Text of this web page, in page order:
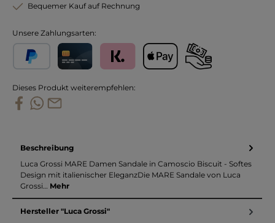
Bequemer Kauf auf Rechnung
Unsere Zahlungsarten:
Dieses Produkt weiterempfehlen:
Beschreibung
Luca Grossi MARE Damen Sandale in Camoscio Biscuit - Softes
Design mit italienischer EleganzDie MARE Sandale von Luca
Grossi… Mehr
Hersteller "Luca Grossi"